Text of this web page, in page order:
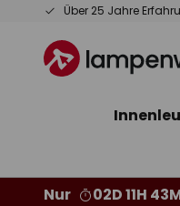
Über 25 Jahre
Zum
springen
Nur
02D 11H